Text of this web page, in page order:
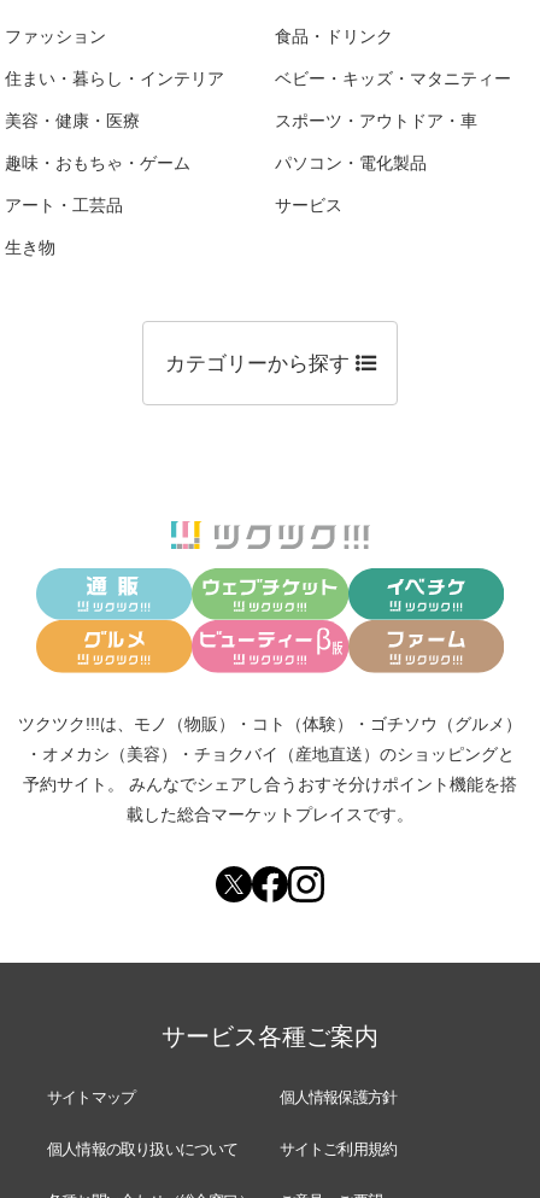
ファッション 食品・ドリンク
住まい・暮らし・インテリア ベビー・キッズ・マタニティー
美容・健康・医療 スポーツ・アウトドア・車
趣味・おもちゃ・ゲーム パソコン・電化製品
アート・工芸品 サービス
生き物
カテゴリーから探す
ツクツク!!!は、 モノ（物販） ・ コト（体験） ・ ゴチソウ（グルメ）
・ オメカシ（美容） ・ チョクバイ（産地直送） のショッピングと
予約サイト。
みんなでシェアし合う おすそ分けポイント機能を搭
載した総合マーケットプレイスです。
サービス各種ご案内
サイトマップ 個人情報保護方針
個人情報の取り扱いについて サイトご利用規約